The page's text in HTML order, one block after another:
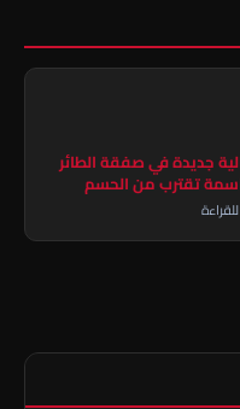
جديدة في صفقة الطائر
تقترب من الحسم